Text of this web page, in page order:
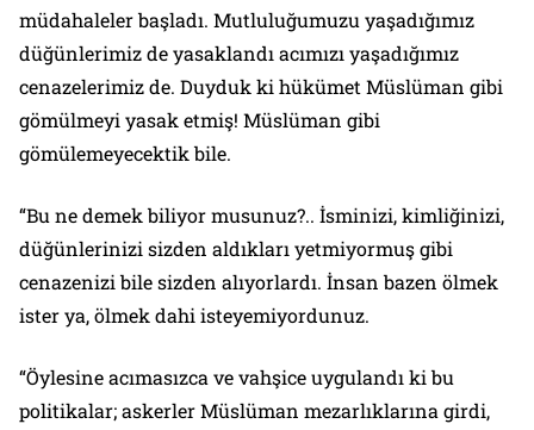
müdahaleler başladı. Mutluluğumuzu yaşadığımız
düğünlerimiz de yasaklandı acımızı yaşadığımız
cenazelerimiz de. Duyduk ki hükümet Müslüman gibi
gömülmeyi yasak etmiş! Müslüman gibi
gömülemeyecektik bile.
“Bu ne demek biliyor musunuz?.. İsminizi, kimliğinizi,
düğünlerinizi sizden aldıkları yetmiyormuş gibi
cenazenizi bile sizden alıyorlardı. İnsan bazen ölmek
ister ya, ölmek dahi isteyemiyordunuz.
“Öylesine acımasızca ve vahşice uygulandı ki bu
politikalar; askerler Müslüman mezarlıklarına girdi,